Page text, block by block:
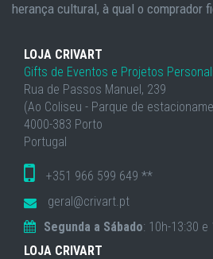
herança cultural, à qual o comprador
LOJA CRIVART
Gifts de Eventos e Projetos
Rua de Passos Manuel, 239
(Ao Coliseu - Parque de
4000-383 Porto
Portugal
+351 966 599 649 **
geral@crivart.pt
Segunda a Sábado: 10h-13:30 e
LOJA CRIVART